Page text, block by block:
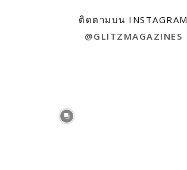
ติดตามบน INSTAGRAM
@GLITZMAGAZINES